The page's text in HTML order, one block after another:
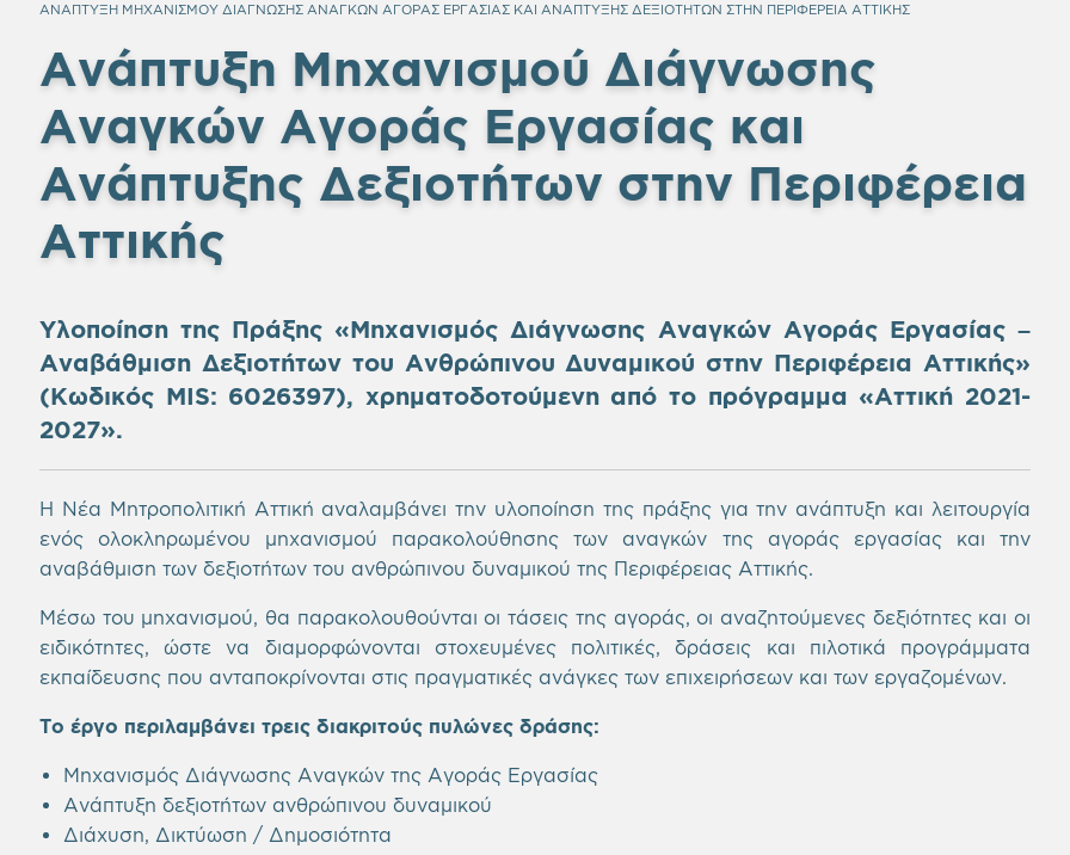
ΑΝΑΠΤΥΞΗ ΜΗΧΑΝΙΣΜΟΥ ΔΙΑΓΝΩΣΗΣ ΑΝΑΓΚΩΝ ΑΓΟΡΑΣ ΕΡΓΑΣΙΑΣ ΚΑΙ ΑΝΑΠΤΥΞΗΣ ΔΕΞΙΟΤΗΤΩΝ ΣΤΗΝ ΠΕΡΙΦΕΡΕΙΑ ΑΤΤΙΚΗΣ
Ανάπτυξη Μηχανισμού Διάγνωσης
Αναγκών Αγοράς Εργασίας και
Ανάπτυξης Δεξιοτήτων στην Περιφέρεια
Αττικής
Υλοποίηση της Πράξης «Μηχανισμός Διάγνωσης Αναγκών Αγοράς Εργασίας –
Αναβάθμιση Δεξιοτήτων του Ανθρώπινου Δυναμικού στην Περιφέρεια Αττικής»
(Κωδικός MIS: 6026397), χρηματοδοτούμενη από το πρόγραμμα «Αττική 2021-
2027».
Η Νέα Μητροπολιτική Αττική αναλαμβάνει την υλοποίηση της πράξης για την ανάπτυξη και λειτουργία
ενός ολοκληρωμένου μηχανισμού παρακολούθησης των αναγκών της αγοράς εργασίας και την
αναβάθμιση των δεξιοτήτων του ανθρώπινου δυναμικού της Περιφέρειας Αττικής.
Μέσω του μηχανισμού, θα παρακολουθούνται οι τάσεις της αγοράς, οι αναζητούμενες δεξιότητες και οι
ειδικότητες, ώστε να διαμορφώνονται στοχευμένες πολιτικές, δράσεις και πιλοτικά προγράμματα
εκπαίδευσης που ανταποκρίνονται στις πραγματικές ανάγκες των επιχειρήσεων και των εργαζομένων.
Το έργο περιλαμβάνει τρεις διακριτούς πυλώνες δράσης:
Μηχανισμός Διάγνωσης Αναγκών της Αγοράς Εργασίας
Ανάπτυξη δεξιοτήτων ανθρώπινου δυναμικού
Διάχυση, Δικτύωση / Δημοσιότητα